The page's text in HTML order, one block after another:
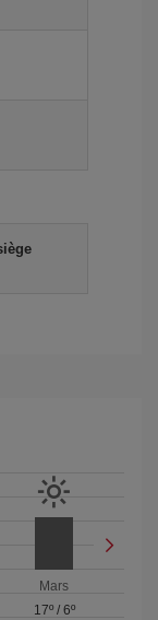
Mars
17º/ 6º